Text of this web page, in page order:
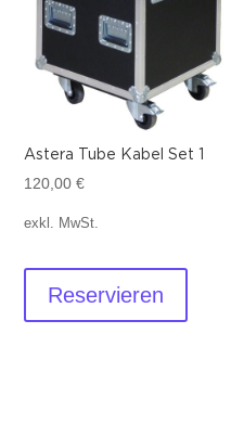
Astera Tube Kabel Set 1
120,00€
exkl. MwSt.
Reservieren